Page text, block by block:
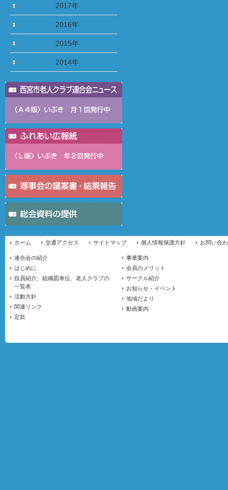
2017年
2016年
2015年
2014年
ホーム 交通アクセス サイトマップ 個人情報保護方針 お問い合
連合会の紹介
はじめに
役員紹介、組織図単位、老人クラブの
一覧表
活動方針
関連リンク
定款
事業案内
会員のメリット
サークル紹介
お知らせ・イベント
地域だより
動画案内